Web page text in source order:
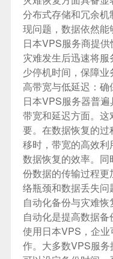
分布式存储和冗余
现问题，数据依然
日本VPS服务商提
灾难发生后迅速将
少停机时间，保障业
高带宽与低延迟：
日本VPS服务器普
带宽和延迟方面。
要。在数据恢复的
移时，带宽的高效
数据恢复的效率。
份数据的传输过程
络瓶颈和数据丢失问
自动化备份与灾难
自动化是提高数据
使用日本VPS，企
作。大多数VPS服